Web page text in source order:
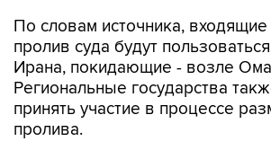
По словам источника,
пролив суда будут
Ирана, покидающие - возле
Региональные государства
принять участие в процессе
пролива.